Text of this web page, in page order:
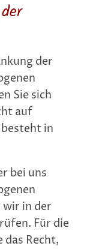
der
Sie sich
auf
in
bei uns
in der
Für die
das Recht,